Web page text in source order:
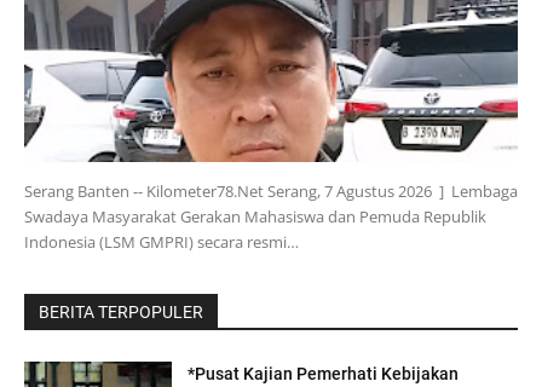
Serang Banten -- Kilometer78.Net Serang, 7 Agustus 2026 ] Lembaga
Swadaya Masyarakat Gerakan Mahasiswa dan Pemuda Republik
Indonesia (LSM GMPRI) secara resmi…
BERITA TERPOPULER
*Pusat Kajian Pemerhati Kebijakan